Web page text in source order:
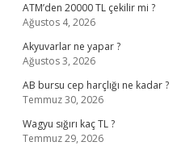
ATM’den 20000 TL çekilir mi ?
Ağustos 4, 2026
Akyuvarlar ne yapar ?
Ağustos 3, 2026
AB bursu cep harçlığı ne kadar ?
Temmuz 30, 2026
Wagyu sığırı kaç TL ?
Temmuz 29, 2026